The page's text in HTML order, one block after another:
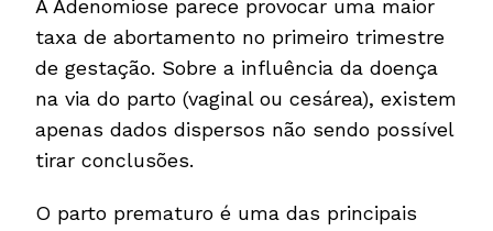
A Adenomiose parece provocar uma maior
taxa de abortamento no primeiro trimestre
de gestação. Sobre a influência da doença
na via do parto (vaginal ou cesárea), existem
apenas dados dispersos não sendo possível
tirar conclusões.
O parto prematuro é uma das principais